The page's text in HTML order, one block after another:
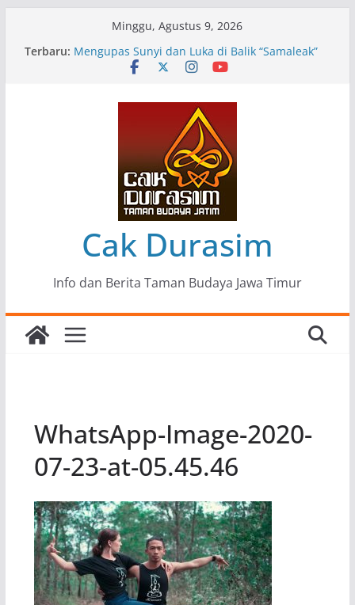
Minggu, Agustus 9, 2026
Terbaru: Pameran Lukisan Komunitas Patria Seni Rupa
Kota Blitar : Ketika “Bergerak” Menjadi Mantra
Mengupas Sunyi dan Luka di Balik “Samaleak”
Menjaga Marwah Seni dan Budaya: Catatan
Kunjungan Kerja Ir. Bambang Haryo Soekartono
(BHS) Anggota DPR RI ke Taman Budaya Jawa
Pameran Tunggal 35 Karya Agus Koecink
“Tumbang Tambang”, Ungkapan Kritis Tentang
Derita Pekerja Pertambangan
Cak Durasim
Info dan Berita Taman Budaya Jawa Timur
WhatsApp-Image-2020-
07-23-at-05.45.46